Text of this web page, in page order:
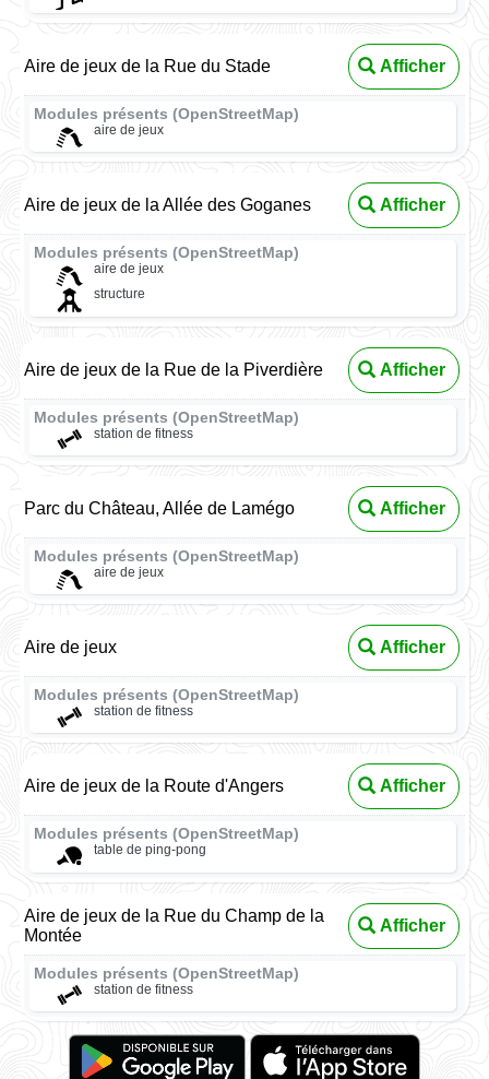
Aire de jeux de la Rue du Stade Afficher
Modules présents (OpenStreetMap)
aire de jeux
Aire de jeux de la Allée des Goganes Afficher
Modules présents (OpenStreetMap)
aire de jeux
structure
Aire de jeux de la Rue de la Piverdière Afficher
Modules présents (OpenStreetMap)
station de fitness
Parc du Château, Allée de Lamégo Afficher
Modules présents (OpenStreetMap)
aire de jeux
Aire de jeux Afficher
Modules présents (OpenStreetMap)
station de fitness
Aire de jeux de la Route d'Angers Afficher
Modules présents (OpenStreetMap)
table de ping-pong
Aire de jeux de la Rue du Champ de la
Montée
Afficher
Modules présents (OpenStreetMap)
station de fitness